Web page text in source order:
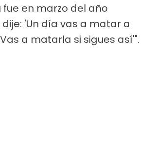
fue en marzo del año
'Un día vas a matar a
a matarla si sigues así'".